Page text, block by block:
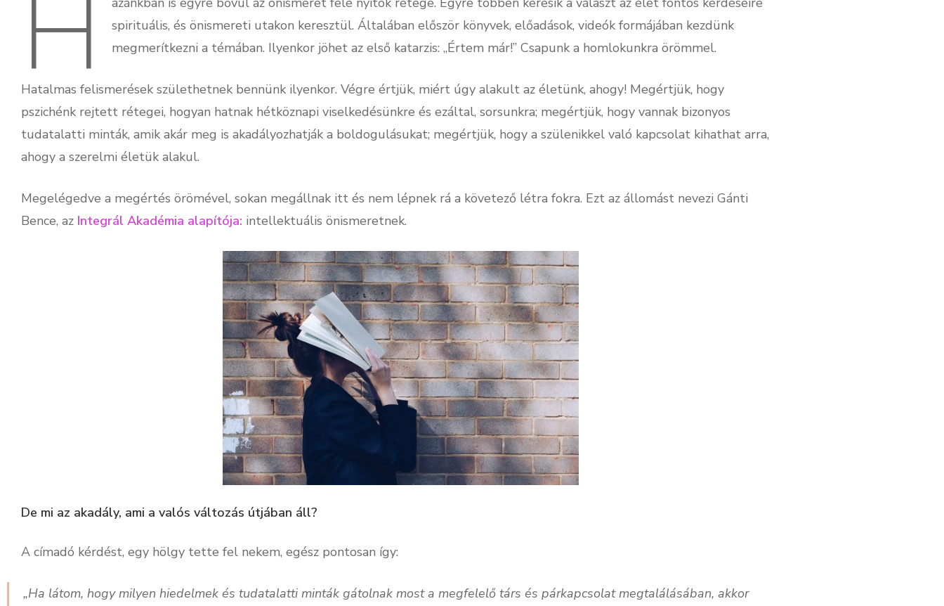
H
spirituális, és önismereti utakon keresztül. Általában először könyvek, előadások, videók formájában kezdünk
megmerítkezni a témában. Ilyenkor jöhet az első katarzis: „Értem már!” Csapunk a homlokunkra örömmel.
Hatalmas felismerések születhetnek bennünk ilyenkor. Végre értjük, miért úgy alakult az életünk, ahogy! Megértjük, hogy
pszichénk rejtett rétegei, hogyan hatnak hétköznapi viselkedésünkre és ezáltal, sorsunkra; megértjük, hogy vannak bizonyos
tudatalatti minták, amik akár meg is akadályozhatják a boldogulásukat; megértjük, hogy a szülenikkel való kapcsolat kihathat arra,
ahogy a szerelmi életük alakul.
Megelégedve a megértés örömével, sokan megállnak itt és nem lépnek rá a követező létra fokra. Ezt az állomást nevezi Gánti
Bence, az Integrál Akadémia alapítója: intellektuális önismeretnek.
De mi az akadály, ami a valós változás útjában áll?
A címadó kérdést, egy hölgy tette fel nekem, egész pontosan így:
„Ha látom, hogy milyen hiedelmek és tudatalatti minták gátolnak most a megfelelő társ és párkapcsolat megtalálásában, akkor